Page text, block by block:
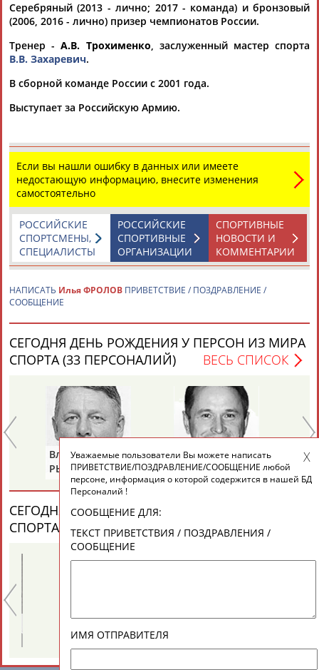
АБДРАХМАНОВАБДРАХМАНОВААБДУВАЛИЕВ
АБДУЛАЕВ
Рамазан
АБДУЛАЕВ
Тагир
АБДУЛАЕВ
Камиль
АБДУЛАЗИЗОВ
Загалав
АБДУЛБЕКОВ
Камалудин
24 персон из 13181
ЕЩЁ ПЕРСОНЫ
ТАБЛО АКТИВНОСТИ
ЦЕЛИ ПРОЕКТА КОНТАКТЫ
Вопросы сотрудничества и совместной деятельности
Подпишись
Серебряный (2013 - лично; 2017 - команда) и бронзовый
(2006, 2016 - лично) призер чемпионатов России.
Тренер -А.В. Трохименко, заслуженный мастер спорта
В.В. Захаревич.
В сборной команде России с 2001 года.
Выступает за Российскую Армию.
Если вы нашли ошибку в данных или имеете
недостающую информацию, внесите изменения
самостоятельно
СПОРТИВНЫЕ
НОВОСТИ И
КОММЕНТАРИИ
РОССИЙСКИЕ
СПОРТИВНЫЕ
ОРГАНИЗАЦИИ
РОССИЙСКИЕ
СПОРТСМЕНЫ,
СПЕЦИАЛИСТЫ
НАПИСАТЬ Илья ФРОЛОВ ПРИВЕТСТВИЕ / ПОЗДРАВЛЕНИЕ /
СООБЩЕНИЕ
СЕГОДНЯ ДЕНЬ РОЖДЕНИЯ У ПЕРСОН ИЗ МИРА
СПОРТА (33 ПЕРСОНАЛИЙ)
ВЕСЬ СПИСОК
Владимир
РЫБАКОВ
Александр
ДИТЯТИН
СЕГОДНЯ ДЕНЬ ПАМЯТИ У ПЕРСОН ИЗ МИРА
СПОРТА (6 ПЕРСОНАЛИЙ)
ВЕСЬ СПИСОК
Александр
ЯГУБКИН
Геннадий
Уважаемые пользователи Вы можете написать
ПРИВЕТСТВИЕ/ПОЗДРАВЛЕНИЕ/СООБЩЕНИЕ любой
персоне, информация о которой содержится в нашей БД
Персоналий !
СООБЩЕНИЕ ДЛЯ:
ТЕКСТ ПРИВЕТСТВИЯ / ПОЗДРАВЛЕНИЯ /
СООБЩЕНИЕ
ИМЯ ОТПРАВИТЕЛЯ